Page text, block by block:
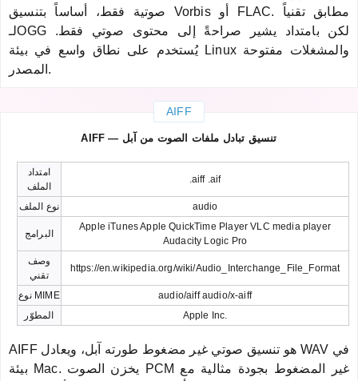
صوتية فقط، أساساً بتنسيق Vorbis أو FLAC. مطابق تقنياً
لـOGG لكن بامتداد يشير صراحةً إلى محتوى صوتي فقط.
يُستخدم على نطاق واسع في بيئة Linux والمشغلات مفتوحة
المصدر.
AIFF
AIFF — تنسيق تبادل ملفات الصوت من آبل
امتداد
الملف
.aiff .aif
نوع الملف audio
البرامج
Apple iTunes Apple QuickTime Player VLC media player
Audacity Logic Pro
وصف
تقني
https://en.wikipedia.org/wiki/Audio_Interchange_File_Format
نوع MIME
audio/aiff audio/x-aiff
المطوّر
Apple Inc.
AIFF هو تنسيق صوتي غير مضغوط طورته آبل، ويعادل WAV في
بيئة Mac. يخزن الصوت PCM غير المضغوط بجودة مثالية مع